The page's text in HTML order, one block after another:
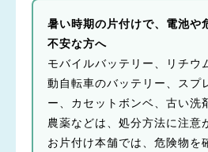
暑い時期の片付けで、電池や
不安な方へ
モバイルバッテリー、リチウ
動自転車のバッテリー、スプ
ー、カセットボンベ、古い洗
農薬などは、処分方法に注意
お片付け本舗では、危険物を